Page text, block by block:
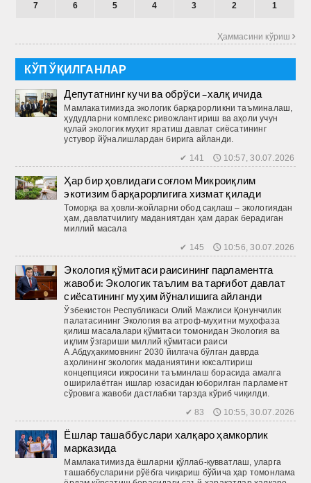
7 6 5 4 3 2 1
Ҳаммасини кўриш 
КЎП ЎҚИЛГАНЛАР
Депутатнинг кучи ва обрўси –халқ ичида
Мамлакатимизда экологик барқарорликни таъминалаш,
ҳудудларни комплекс ривожлантириш ва аҳоли учун
қулай экологик муҳит яратиш давлат сиёсатининг
устувор йўналишлардан бирига айланди.
✔ 141 🕔 10:57, 30.07.2026
Ҳар бир ҳовлидаги соғлом Микроиқлим
экотизим барқарорлигига хизмат қилади
Томорқа ва ҳовли-жойларни обод сақлаш – экологиядан
ҳам, давлатчилигу маданиятдан ҳам дарак берадиган
миллий масала
✔ 145 🕔 10:56, 30.07.2026
Экология қўмитаси раисининг парламентга
жавоби: Экологик таълим ва тарғибот давлат
сиёсатининг муҳим йўналишига айланди
Ўзбекистон Республикаси Олий Мажлиси Қонунчилик
палатасининг Экология ва атроф-муҳитни муҳофаза
қилиш масалалари қўмитаси томонидан Экология ва
иқлим ўзгариши миллий қўмитаси раиси
А.Абдуҳакимовнинг 2030 йилгача бўлган даврда
аҳолининг экологик маданиятини юксалтириш
концепцияси ижросини таъминлаш борасида амалга
оширилаётган ишлар юзасидан юборилган парламент
сўровига жавоби дастлабки тарзда кўриб чиқилди.
✔ 83 🕔 10:55, 30.07.2026
Ёшлар ташаббуслари халқаро ҳамкорлик
марказида
Мамлакатимизда ёшларни қўллаб-қувватлаш, уларга
ташаб­бусларини рўёбга чиқариш бўйича ҳар томонлама